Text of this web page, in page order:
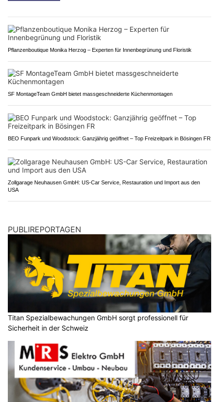
Pflanzenboutique Monika Herzog – Experten für Innenbegrünung und Floristik
SF MontageTeam GmbH bietet massgeschneiderte Küchenmontagen
BEO Funpark und Woodstock: Ganzjährig geöffnet – Top Freizeitpark in Bösingen FR
Zollgarage Neuhausen GmbH: US-Car Service, Restauration und Import aus den
USA
PUBLIREPORTAGEN
Titan Spezialbewachungen GmbH sorgt professionell für
Sicherheit in der Schweiz